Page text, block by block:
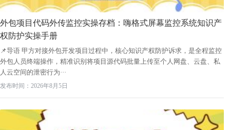
外包项目代码外传监控实操存档：嗨格式屏幕监控系统知识产
权防护实操手册
📌导语 甲方对接外包开发项目过程中，核心知识产权防护诉求，是全程监控
外包人员终端操作，精准识别将项目源代码批量上传至个人网盘、云盘、私
人云空间的泄密行为···
发布时间：2026年8月5日